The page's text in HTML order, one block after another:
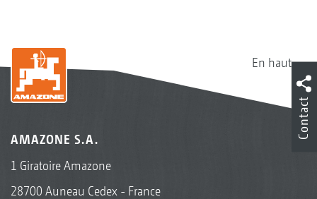
En haut
AMAZONE S.A.
1 Giratoire Amazone
28700 Auneau Cedex - France
Contact